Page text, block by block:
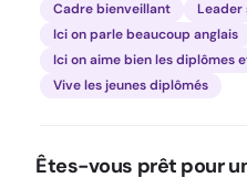
Cadre bienveillant
Leader
Ici on parle beaucoup anglais
Ici on aime bien les diplômes
Vive les jeunes diplômés
Êtes-vous prêt pour